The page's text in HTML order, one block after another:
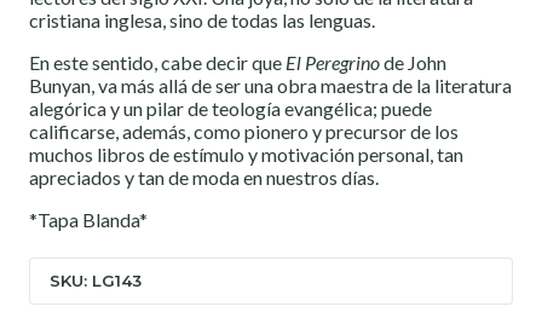
cristiana inglesa, sino de todas las lenguas.
En este sentido, cabe decir que El Peregrinode John
Bunyan, va más allá de ser una obra maestra de la literatura
alegórica y un pilar de teología evangélica; puede
calificarse, además, como pionero y precursor de los
muchos libros de estímulo y motivación personal, tan
apreciados y tan de moda en nuestros días.
*Tapa Blanda*
SKU: LG143